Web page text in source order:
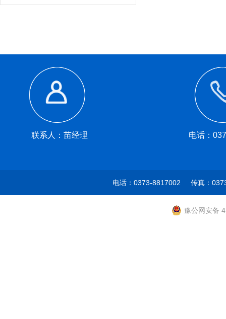
联系人：苗经理 电话：
电话：0373-8817002 传真：
豫公网安备